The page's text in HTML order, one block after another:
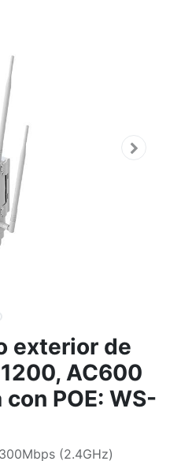
exterior de
AC600
POE: WS-
(2.4GHz)